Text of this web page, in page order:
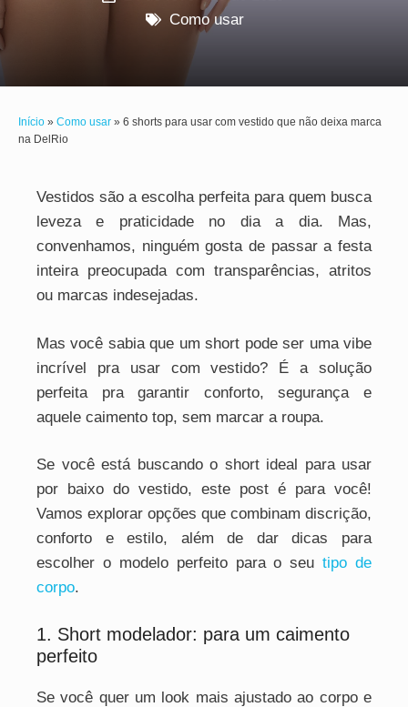
Como usar
Início » Como usar » 6 shorts para usar com vestido que não deixa marca
na DelRio
Vestidos são a escolha perfeita para quem busca
leveza e praticidade no dia a dia. Mas,
convenhamos, ninguém gosta de passar a festa
inteira preocupada com transparências, atritos
ou marcas indesejadas.
Mas você sabia que um short pode ser uma vibe
incrível pra usar com vestido? É a solução
perfeita pra garantir conforto, segurança e
aquele caimento top, sem marcar a roupa.
Se você está buscando o short ideal para usar
por baixo do vestido, este post é para você!
Vamos explorar opções que combinam discrição,
conforto e estilo, além de dar dicas para
escolher o modelo perfeito para o seu tipo de
corpo.
1. Short modelador: para um caimento
perfeito
Se você quer um look mais ajustado ao corpo e